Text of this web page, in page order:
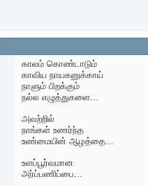
காலம் கொண்டாடும்
காவிய நாயகனுக்காய்
நாளும் பிறக்கும்
நல்ல எழுத்துகளை...
அவற்றில்
நாங்கள் உணர்ந்த
உண்மையின் ஆழத்தை...
உளப்பூர்வமான
அர்ப்பணிப்பை...